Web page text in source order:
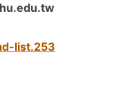
list.253